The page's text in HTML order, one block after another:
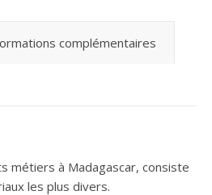
complémentaires
métiers à Madagascar, consiste
les plus divers.